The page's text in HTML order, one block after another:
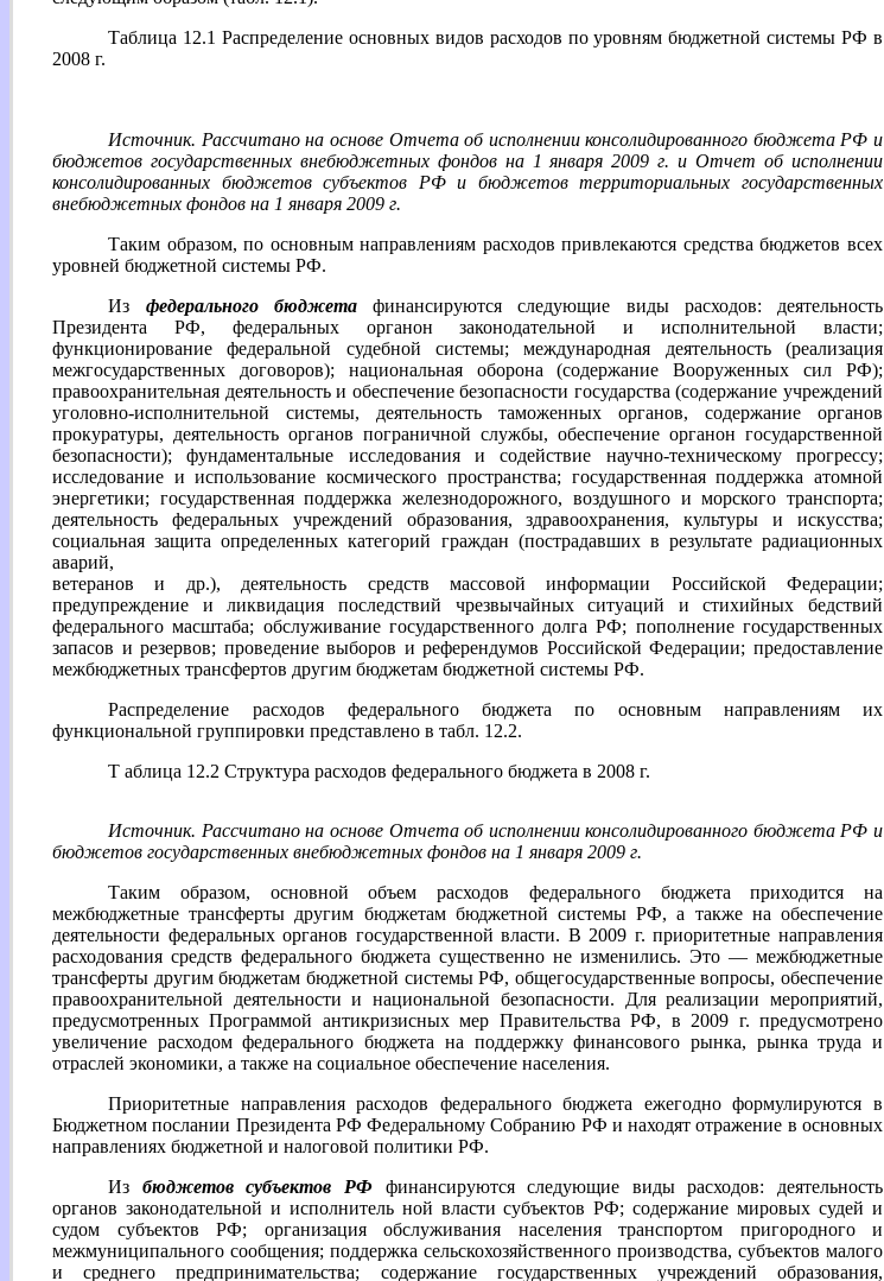
Таблица 12.1 Распределение основных видов расходов по уровням бюджетной системы РФ в
2008 г.
Источник. Рассчитано на основе Отчета об исполнении консолидированного бюджета РФ и
бюджетов государственных внебюджетных фондов на 1 января 2009 г. и Отчет об исполнении
консолидированных бюджетов субъектов РФ и бюджетов территориальных государственных
внебюджетных фондов на 1 января 2009 г.
Таким образом, по основным направлениям расходов привлекаются средства бюджетов всех
уровней бюджетной системы РФ.
Из федерального бюджетафинансируются следующие виды расходов: деятельность
Президента РФ, федеральных органон законодательной и исполнительной власти;
функционирование федеральной судебной системы; международная деятельность (реализация
межгосударственных договоров); национальная оборона (содержание Вооруженных сил РФ);
правоохранительная деятельность и обеспечение безопасности государства (содержание учреждений
уголовно-исполнительной системы, деятельность таможенных органов, содержание органов
прокуратуры, деятельность органов пограничной службы, обеспечение органон государственной
безопасности); фундаментальные исследования и содействие научно-техническому прогрессу;
исследование и использование космического пространства; государственная поддержка атомной
энергетики; государственная поддержка железнодорожного, воздушного и морского транспорта;
деятельность федеральных учреждений образования, здравоохранения, культуры и искусства;
социальная защита определенных категорий граждан (пострадавших в результате радиационных
аварий,
ветеранов и др.), деятельность средств массовой информации Российской Федерации;
предупреждение и ликвидация последствий чрезвычайных ситуаций и стихийных бедствий
федерального масштаба; обслуживание государственного долга РФ; пополнение государственных
запасов и резервов; проведение выборов и референдумов Российской Федерации; предоставление
межбюджетных трансфертов другим бюджетам бюджетной системы РФ.
Распределение расходов федерального бюджета по основным направлениям их
функциональной группировки представлено в табл. 12.2.
Т аблица 12.2 Структура расходов федерального бюджета в 2008 г.
Источник. Рассчитано на основе Отчета об исполнении консолидированного бюджета РФ и
бюджетов государственных внебюджетных фондов на 1 января 2009 г.
Таким образом, основной объем расходов федерального бюджета приходится на
межбюджетные трансферты другим бюджетам бюджетной системы РФ, а также на обеспечение
деятельности федеральных органов государственной власти. В 2009 г. приоритетные направления
расходования средств федерального бюджета существенно не изменились. Это — межбюджетные
трансферты другим бюджетам бюджетной системы РФ, общегосударственные вопросы, обеспечение
правоохранительной деятельности и национальной безопасности. Для реализации мероприятий,
предусмотренных Программой антикризисных мер Правительства РФ, в 2009 г. предусмотрено
увеличение расходом федерального бюджета на поддержку финансового рынка, рынка труда и
отраслей экономики, а также на социальное обеспечение населения.
Приоритетные направления расходов федерального бюджета ежегодно формулируются в
Бюджетном послании Президента РФ Федеральному Собранию РФ и находят отражение в основных
направлениях бюджетной и налоговой политики РФ.
Из бюджетов субъектов РФ финансируются следующие виды расходов: деятельность
органов законодательной и исполнитель ной власти субъектов РФ; содержание мировых судей и
судом субъектов РФ; организация обслуживания населения транспортом пригородного и
межмуниципального сообщения; поддержка сельскохозяйственного производства, субъектов малого
и среднего предпринимательства; содержание государственных учреждений образования,